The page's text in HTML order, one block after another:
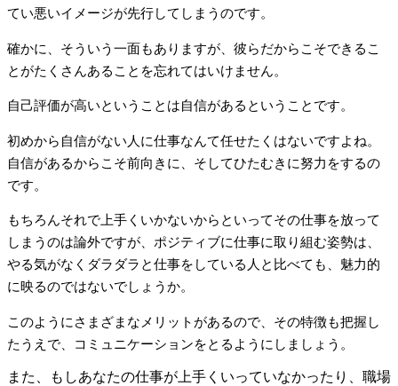
てい悪いイメージが先行してしまうのです。
確かに、そういう一面もありますが、彼らだからこそできるこ
とがたくさんあることを忘れてはいけません。
自己評価が高いということは自信があるということです。
初めから自信がない人に仕事なんて任せたくはないですよね。
自信があるからこそ前向きに、そしてひたむきに努力をするの
です。
もちろんそれで上手くいかないからといってその仕事を放って
しまうのは論外ですが、ポジティブに仕事に取り組む姿勢は、
やる気がなくダラダラと仕事をしている人と比べても、魅力的
に映るのではないでしょうか。
このようにさまざまなメリットがあるので、その特徴も把握し
たうえで、コミュニケーションをとるようにしましょう。
また、もしあなたの仕事が上手くいっていなかったり、職場